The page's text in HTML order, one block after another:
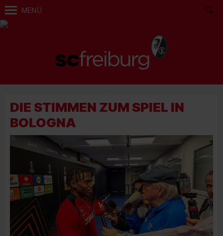
MENÜ
DIE STIMMEN ZUM SPIEL IN
BOLOGNA